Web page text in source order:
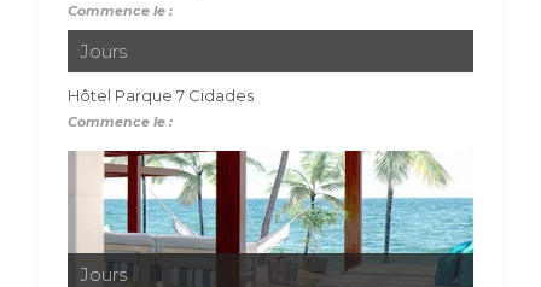
Commence le :
Jours
Hôtel Parque 7 Cidades
Commence le :
Jours